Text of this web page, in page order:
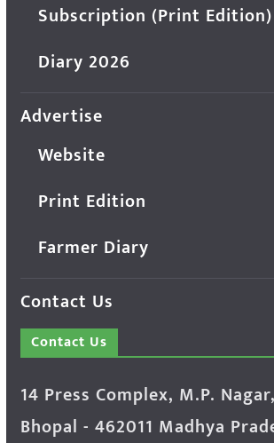
Subscription (Print Edition)
Diary 2026
Advertise
Website
Print Edition
Farmer Diary
Contact Us
Contact Us
14 Press Complex, M.P.
Bhopal - 462011 Madhya